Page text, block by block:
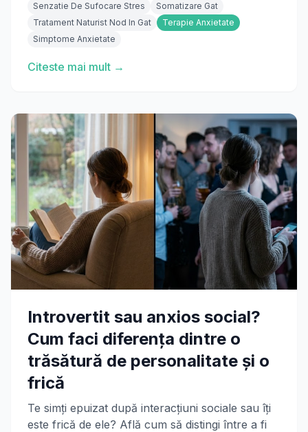
Senzatie De Sufocare Stres
Somatizare Gat
Tratament Naturist Nod In Gat
Terapie Anxietate
Simptome Anxietate
Citeste mai mult →
Introvertit sau anxios social?
Cum faci diferența dintre o
trăsătură de personalitate și o
frică
Te simți epuizat după interacțiuni sociale sau îți
este frică de ele? Află cum să distingi între a fi